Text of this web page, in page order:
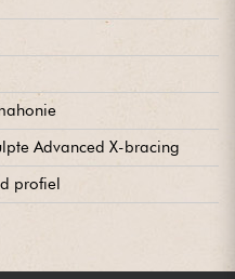
Advanced X-bracing
profiel
in(volume/toon knoppen
met nierknoppen